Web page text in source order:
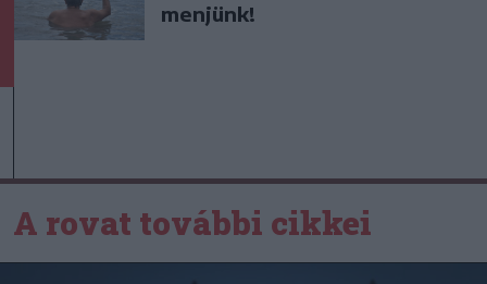
menjünk!
A rovat további cikkei